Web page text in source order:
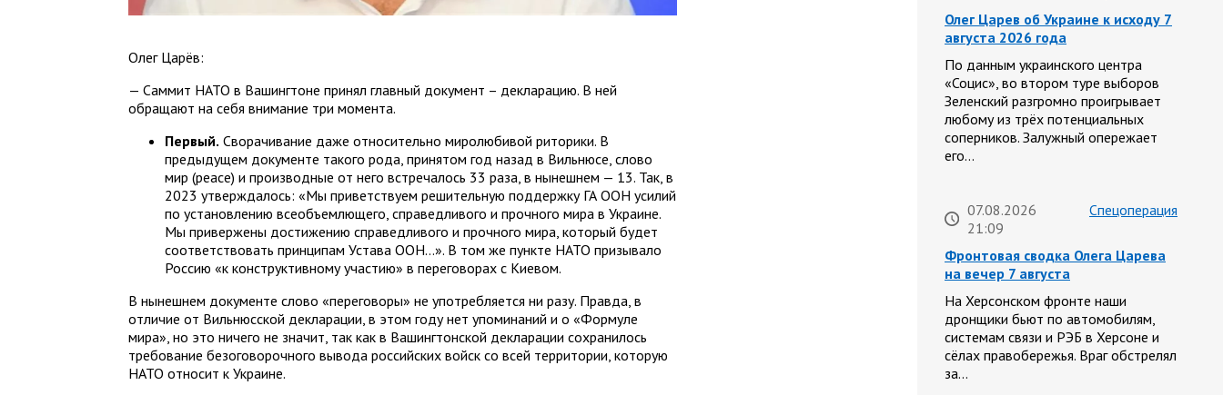
Олег Царёв:
— Саммит НАТО в Вашингтоне принял главный документ – декларацию. В ней
обращают на себя внимание три момента.
Первый. Сворачивание даже относительно миролюбивой риторики. В
предыдущем документе такого рода, принятом год назад в Вильнюсе, слово
мир (peace) и производные от него встречалось 33 раза, в нынешнем — 13. Так, в
2023 утверждалось: «Мы приветствуем решительную поддержку ГА ООН усилий
по установлению всеобъемлющего, справедливого и прочного мира в Украине.
Мы привержены достижению справедливого и прочного мира, который будет
соответствовать принципам Устава ООН…». В том же пункте НАТО призывало
Россию «к конструктивному участию» в переговорах с Киевом.
В нынешнем документе слово «переговоры» не употребляется ни разу. Правда, в
отличие от Вильнюсской декларации, в этом году нет упоминаний и о «Формуле
мира», но это ничего не значит, так как в Вашингтонской декларации сохранилось
требование безоговорочного вывода российских войск со всей территории, которую
НАТО относит к Украине.
Олег Царев об Украине к исходу 7
августа 2026 года
По данным украинского центра
«Социс», во втором туре выборов
Зеленский разгромно проигрывает
любому из трёх потенциальных
соперников. Залужный опережает
его…
07.08.2026
21:09
Спецоперация
Фронтовая сводка Олега Царева
на вечер 7 августа
На Херсонском фронте наши
дронщики бьют по автомобилям,
системам связи и РЭБ в Херсоне и
сёлах правобережья. Враг обстрелял
за…